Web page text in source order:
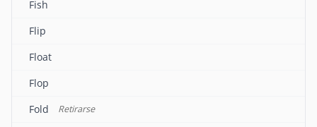
Fish
Flip
Float
Flop
Fold
Retirarse